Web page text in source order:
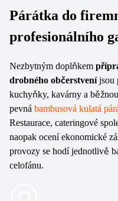
Párátka do
profesionálního
Nezbytným doplňkem
drobného občerstveníjsou
kuchyňky, kavárny a
pevná bambusová kulatá
Restaurace, cateringové
naopak ocení ekonomické
provozy se hodí jednotlivě
celofánu.